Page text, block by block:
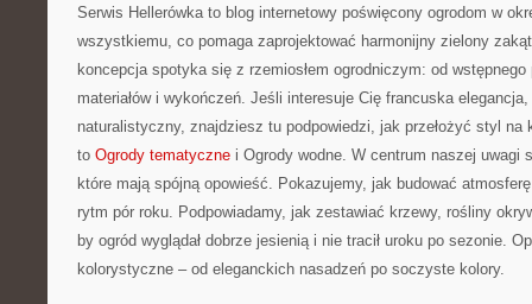
Serwis Hellerówka to blog internetowy poświęcony ogrodom w
wszystkiemu, co pomaga zaprojektować harmonijny zielony
koncepcja spotyka się z rzemiosłem ogrodniczym: od
materiałów i wykończeń. Jeśli interesuje Cię francuska
naturalistyczny, znajdziesz tu podpowiedzi, jak przełożyć styl na
to Ogrody tematyczne i Ogrody wodne. W centrum naszej uwagi
które mają spójną opowieść. Pokazujemy, jak budować
rytm pór roku. Podpowiadamy, jak zestawiać krzewy, rośliny
by ogród wyglądał dobrze jesienią i nie tracił uroku po sezonie.
kolorystyczne – od eleganckich nasadzeń po soczyste kolory.